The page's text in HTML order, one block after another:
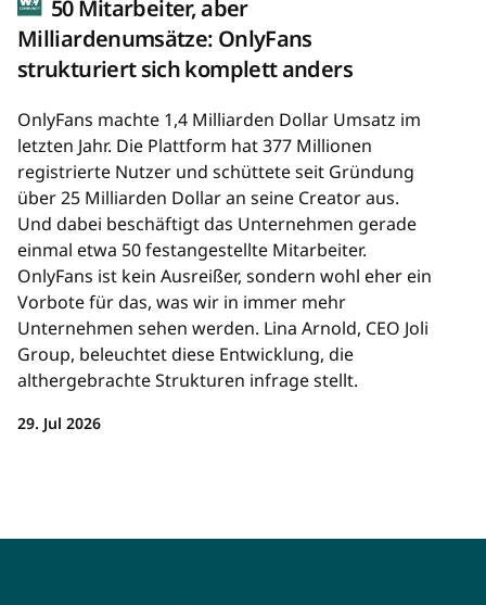
50 Mitarbeiter, aber
Milliardenumsätze: OnlyFans
strukturiert sich komplett anders
OnlyFans machte 1,4 Milliarden Dollar Umsatz im
letzten Jahr. Die Plattform hat 377 Millionen
registrierte Nutzer und schüttete seit Gründung
über 25 Milliarden Dollar an seine Creator aus.
Und dabei beschäftigt das Unternehmen gerade
einmal etwa 50 festangestellte Mitarbeiter.
OnlyFans ist kein Ausreißer, sondern wohl eher ein
Vorbote für das, was wir in immer mehr
Unternehmen sehen werden. Lina Arnold, CEO Joli
Group, beleuchtet diese Entwicklung, die
althergebrachte Strukturen infrage stellt.
29. Jul 2026